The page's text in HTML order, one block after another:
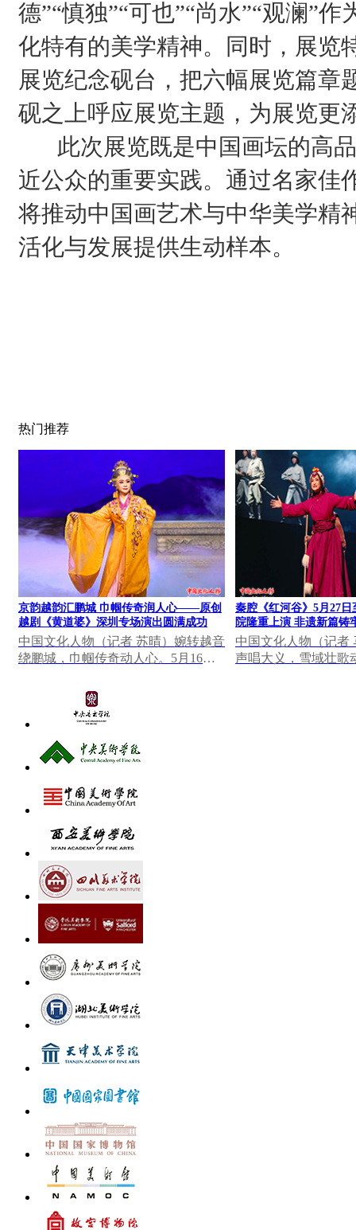
德”“慎独”“可也”“尚水”“观澜”
化特有的美学精神。同时，展览
展览纪念砚台，把六幅展览篇章
砚之上呼应展览主题，为展览更
此次展览既是中国画坛的高品
近公众的重要实践。通过名家佳
将推动中国画艺术与中华美学精
活化与发展提供生动样本。
热门推荐
京韵越韵汇鹏城 巾帼传奇润人心——原创
越剧《黄道婆》深圳专场演出圆满成功
中国文化人物（记者 苏晴）婉转越音
绕鹏城，巾帼传奇动人心。5月16日
座无虚席，北京...
秦腔《红河谷》5月27日
院隆重上演 非遗新篇铸
中国文化人物（记者
声唱大义，雪域壮歌